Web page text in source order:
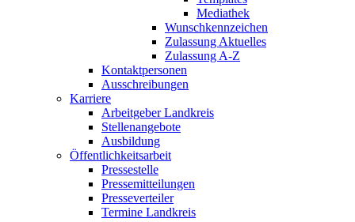
Mediathek
Wunschkennzeichen
Zulassung Aktuelles
Zulassung A-Z
Kontaktpersonen
Ausschreibungen
Karriere
Arbeitgeber Landkreis
Stellenangebote
Ausbildung
Öffentlichkeitsarbeit
Pressestelle
Pressemitteilungen
Presseverteiler
Termine Landkreis